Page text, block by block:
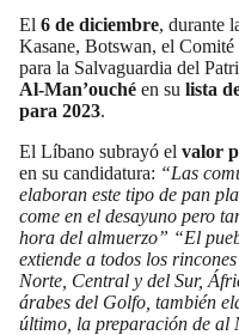
El 6 de diciembre, durante
Kasane, Botswan, el
para la Salvaguardia del
Al-Man’ouché en su lista
para 2023.
El Líbano subrayó el valor
en su candidatura: “Las
elaboran este tipo de pan
come en el desayuno pero
hora del almuerzo” “El
extiende a todos los
Norte, Central y del Sur,
árabes del Golfo, también
último, la preparación de al